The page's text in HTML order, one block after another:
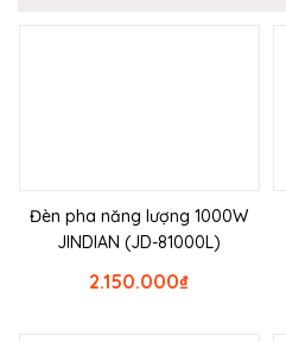
Đèn pha năng lượng 1000W
JINDIAN (JD-81000L)
₫
2.150.000